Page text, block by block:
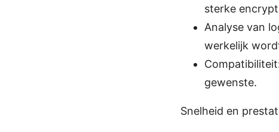
sterke
Analyse van
werkelijk
gewenste.
Snelheid en